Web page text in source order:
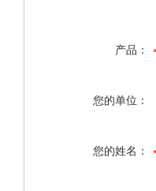
产品：
您的单位：
您的姓名：